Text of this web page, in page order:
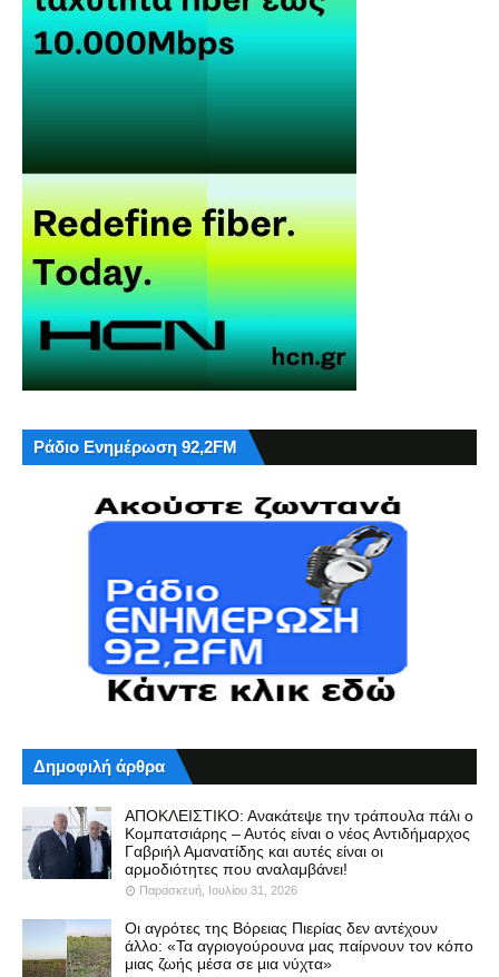
Ράδιο Ενημέρωση 92,2FM
Δημοφιλή άρθρα
ΑΠΟΚΛΕΙΣΤΙΚΟ: Ανακάτεψε την τράπουλα πάλι ο
Κομπατσιάρης – Αυτός είναι ο νέος Αντιδήμαρχος
Γαβριήλ Αμανατίδης και αυτές είναι οι
αρμοδιότητες που αναλαμβάνει!
Παρασκευή, Ιουλίου 31, 2026
Οι αγρότες της Βόρειας Πιερίας δεν αντέχουν
άλλο: «Τα αγριογούρουνα μας παίρνουν τον κόπο
μιας ζωής μέσα σε μια νύχτα»